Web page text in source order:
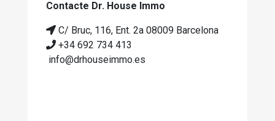
Contacte Dr. House Immo
C/ Bruc, 116, Ent. 2a 08009 Barcelona
+34 692 734 413
info@drhouseimmo.es